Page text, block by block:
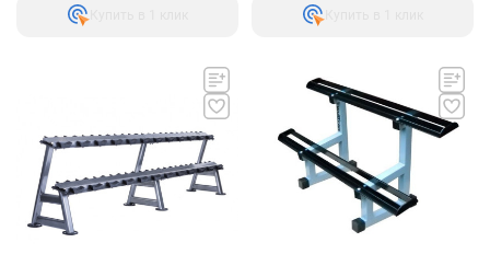
Купить в 1 клик Купить в 1 клик